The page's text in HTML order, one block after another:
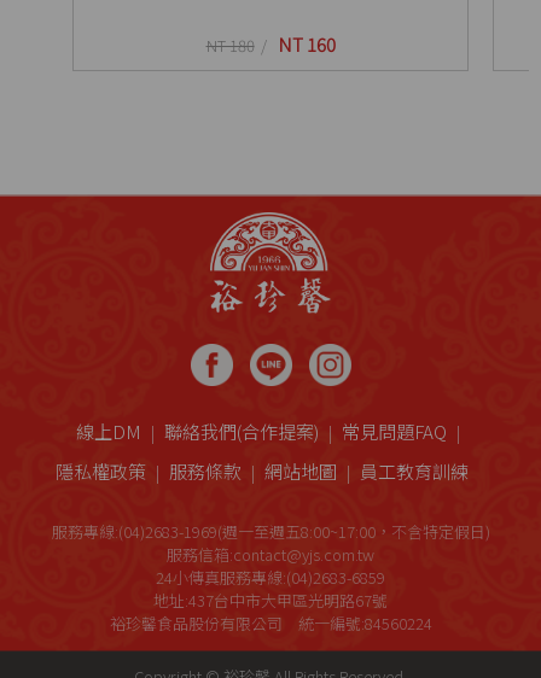
NT 180 NT 160
線上DM 聯絡我們(合作提案)
常見問題FAQ
隱私權政策
服務條款 網站地圖 員工教育訓練
服務專線:(04)2683-1969(週一至週五8:00~17:00，不含特定假日)
服務信箱:contact@yjs.com.tw
24小傳真服務專線:(04)2683-6859
地址:437台中市大甲區光明路67號
裕珍馨食品股份有限公司 統一編號:84560224